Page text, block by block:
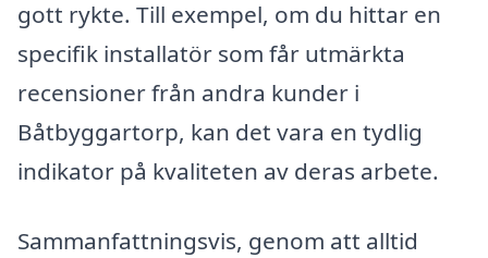
gott rykte. Till exempel, om du hittar en
specifik installatör som får utmärkta
recensioner från andra kunder i
Båtbyggartorp, kan det vara en tydlig
indikator på kvaliteten av deras arbete.
Sammanfattningsvis, genom att alltid